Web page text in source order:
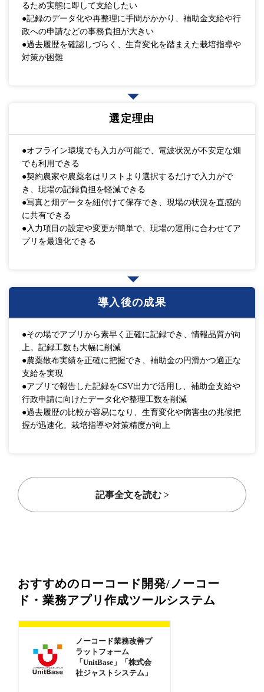
るため実態に即して支給したい
●記録のデータ化や再整理に手間がかかり、補助金支給や行
政への申請などの事務負担が大きい
●過去履歴を確認しづらく、生育変化を踏まえた栽培指導や
対策が困難
選定理由
●オフライン環境でも入力が可能で、電波状況が不安定な畑
でも利用できる
●契約農家や農薬名はリストより選択するだけで入力がで
き、現場の記録負担を軽減できる
●写真と畑データを紐付けて保存でき、現場の状況を直感的
に共有できる
●入力項目の設定や変更が簡単で、現場の運用に合わせてア
プリを最適化できる
導入後の成果
●その場でアプリから素早く正確に記録でき、情報品質が向
上。記録工数も大幅に削減
●農薬散布実績を正確に把握でき、補助金の円滑かつ適正な
支給を実現
●アプリで報告した記録をCSV出力で活用し、補助金支給や
行政申請に向けたデータ化や整理工数を削減
●過去履歴の比較が容易になり、生育変化や病害虫の兆候把
握が迅速化。栽培指導や対策精度が向上
記事全文を読む >
おすすめのローコード開発/ノーコー
ド・業務アプリ作成ツールシステム
ノーコード業務改善プ
ラットフォーム
「UnitBase」「株式会
社ジャストシステム」